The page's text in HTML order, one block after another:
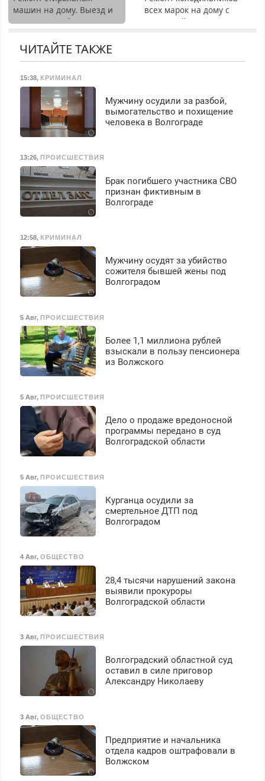
машин на дому. Выезд и
диагностика бесплатно.
всех марок на дому с
гарантией. Замена
ЧИТАЙТЕ ТАКЖЕ
15:38, КРИМИНАЛ
Мужчину осудили за разбой,
вымогательство и похищение
человека в Волгограде
13:26, ПРОИСШЕСТВИЯ
Брак погибшего участника СВО
признан фиктивным в
Волгограде
12:58, КРИМИНАЛ
Мужчину осудят за убийство
сожителя бывшей жены под
Волгоградом
5 Авг, ПРОИСШЕСТВИЯ
Более 1,1 миллиона рублей
взыскали в пользу пенсионера
из Волжского
5 Авг, ПРОИСШЕСТВИЯ
Дело о продаже вредоносной
программы передано в суд
Волгоградской области
5 Авг, ПРОИСШЕСТВИЯ
Курганца осудили за
смертельное ДТП под
Волгоградом
4 Авг, ОБЩЕСТВО
28,4 тысячи нарушений закона
выявили прокуроры
Волгоградской области
3 Авг, ПРОИСШЕСТВИЯ
Волгоградский областной суд
оставил в силе приговор
Александру Николаеву
3 Авг, ОБЩЕСТВО
Предприятие и начальника
отдела кадров оштрафовали в
Волжском